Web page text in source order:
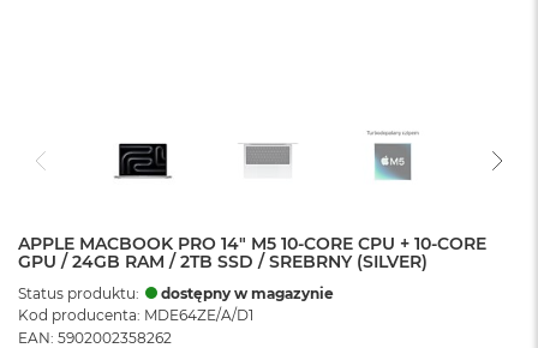
APPLE MACBOOK PRO 14" M5 10-CORE CPU + 10-CORE
GPU / 24GB RAM / 2TB SSD / SREBRNY (SILVER)
Status produktu:
dostępny w magazynie
Kod producenta: MDE64ZE/A/D1
EAN: 5902002358262